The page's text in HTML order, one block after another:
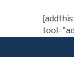
[addthis